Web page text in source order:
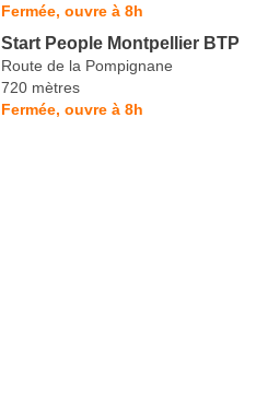
Fermée, ouvre à 8h
Start People Montpellier BTP
Route de la Pompignane
720 mètres
Fermée, ouvre à 8h